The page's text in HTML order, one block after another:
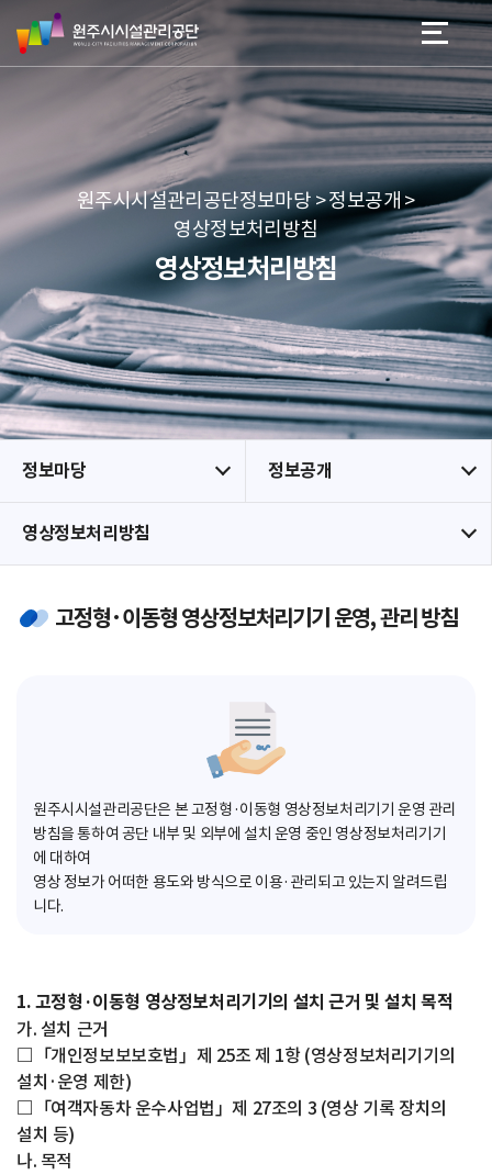
네
본문 바로가기
메뉴 바로가기
원
주
시
리
공
단
원주시시설관리공단정보마당 > 정보공개 >
영상정보처리방침
영상정보처리방침
정보마당 정보공개
영상정보처리방침
고정형·이동형 영상정보처리기기 운영, 관리 방침
원주시시설관리공단은 본 고정형·이동형 영상정보처리기기 운영 관리
방침을 통하여 공단 내부 및 외부에 설치 운영 중인 영상정보처리기기
에 대하여
영상 정보가 어떠한 용도와 방식으로 이용·관리되고 있는지 알려드립
니다.
1. 고정형·이동형 영상정보처리기기의 설치 근거 및 설치 목적
가. 설치 근거
□「개인정보보보호법」제 25조 제 1항 (영상정보처리기기의
설치·운영 제한)
□「여객자동차 운수사업법」제 27조의 3 (영상 기록 장치의
설치 등)
나. 목적